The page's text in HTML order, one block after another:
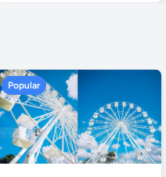
Popular